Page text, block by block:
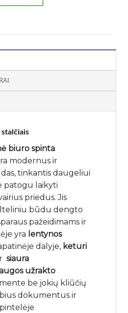
stalčiais
biuro spinta
modernus ir
tinkantis daugeliui
patogu laikyti
priedus. Jis
būdu dengto
pažeidimams ir
yra lentynos
dalyje, keturi
siaura
užrakto
be jokių kliūčių
dokumentus ir